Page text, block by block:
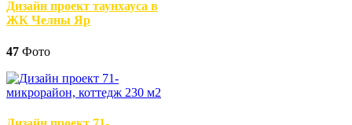
Дизайн проект таунхауса в
ЖК Челны Яр
47 Фото